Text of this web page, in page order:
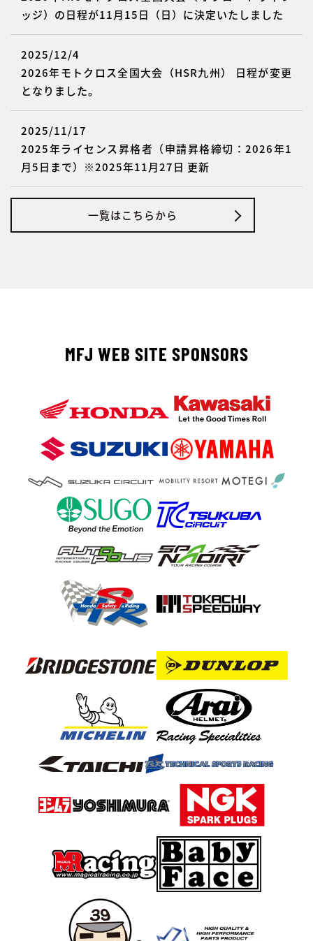
ッジ）の日程が11月15日（日）に決定いたしました
2025/12/4
2026年モトクロス全国大会（HSR九州） 日程が変更
となりました。
2025/11/17
2025年ライセンス昇格者（申請昇格締切：2026年1
月5日まで）※2025年11月27日 更新
一覧はこちらから
MFJ WEB SITE SPONSORS